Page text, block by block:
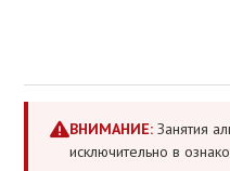
ВНИМАНИЕ: Занятия
исключительно в